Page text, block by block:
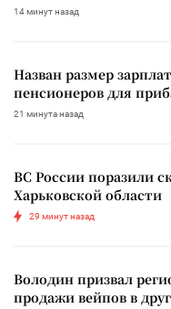
14 минут назад
Назван размер
пенсионеров для
21 минута назад
ВС России поразили
Харьковской области
29 минут назад
Володин призвал
продажи вейпов в